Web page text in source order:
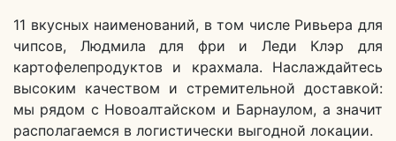
11 вкусных наименований, в том числе Ривьера для
чипсов, Людмила для фри и Леди Клэр для
картофелепродуктов и крахмала. Наслаждайтесь
высоким качеством и стремительной доставкой:
мы рядом с Новоалтайском и Барнаулом, а значит
располагаемся в логистически выгодной локации.